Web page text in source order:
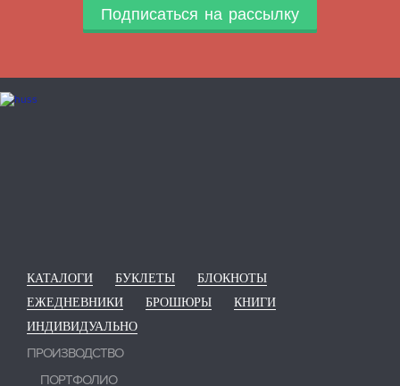
Подписаться на рассылку
КАТАЛОГИ БУКЛЕТЫ
БЛОКНОТЫ
ЕЖЕДНЕВНИКИ
БРОШЮРЫ
КНИГИ
ИНДИВИДУАЛЬНО
ПРОИЗВОДСТВО
ПОРТФОЛИО